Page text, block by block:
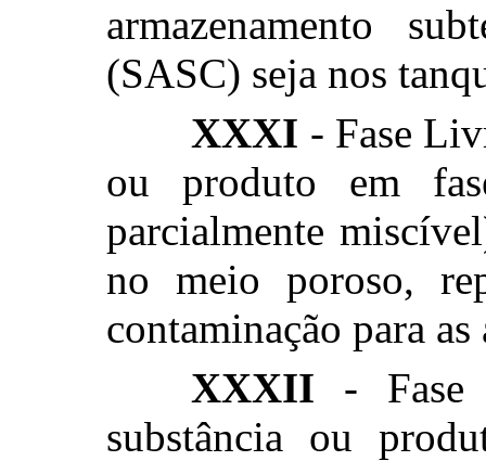
armazenamento
(SASC) seja nos
XXXI - Fase
ou produto em
parcialmente
no meio poroso,
contaminação para as
XXXII - Fase
substância ou